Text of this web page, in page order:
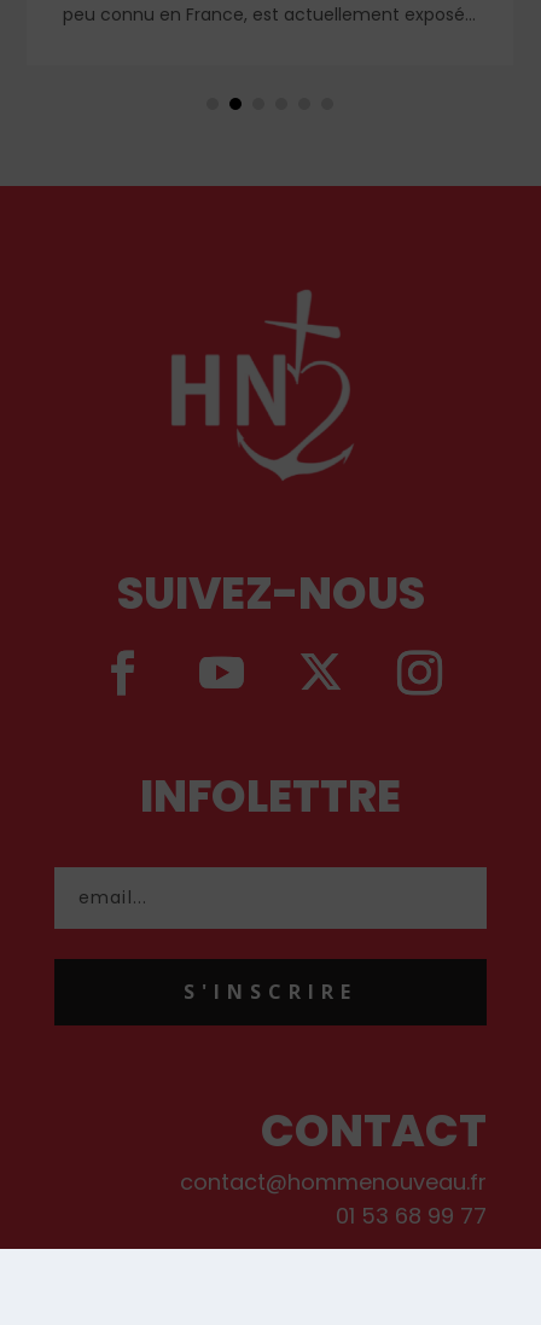
peu connu en France, est actuellement exposé
naturaliste, symboliste, impressionniste, nabi…
SUIVEZ-NOUS
INFOLETTRE
S'INSCRIRE
CONTACT
contact@hommenouveau.fr
01 53 68 99 77